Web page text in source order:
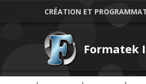
CRÉATION ET
Formatek